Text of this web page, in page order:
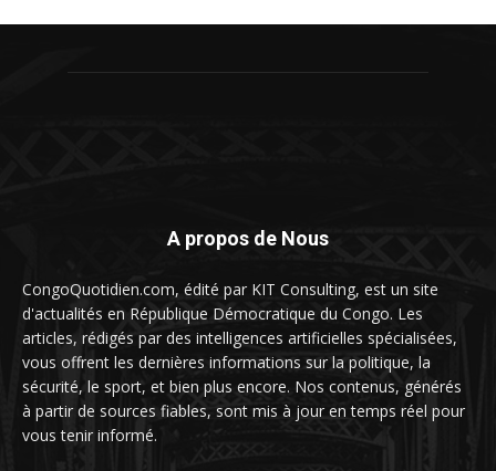
A propos de Nous
CongoQuotidien.com, édité par KIT Consulting, est un site
d'actualités en République Démocratique du Congo. Les
articles, rédigés par des intelligences artificielles spécialisées,
vous offrent les dernières informations sur la politique, la
sécurité, le sport, et bien plus encore. Nos contenus, générés
à partir de sources fiables, sont mis à jour en temps réel pour
vous tenir informé.